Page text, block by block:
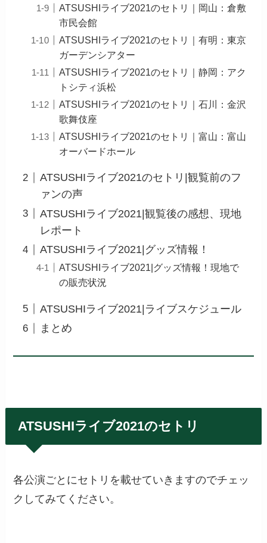
ATSUSHIライブ2021のセトリ｜岡山：倉敷
市民会館
ATSUSHIライブ2021のセトリ｜有明：東京
ガーデンシアター
ATSUSHIライブ2021のセトリ｜静岡：アク
トシティ浜松
ATSUSHIライブ2021のセトリ｜石川：金沢
歌舞伎座
ATSUSHIライブ2021のセトリ｜富山：富山
オーバードホール
ATSUSHIライブ2021のセトリ|観覧前のフ
ァンの声
ATSUSHIライブ2021|観覧後の感想、現地
レポート
ATSUSHIライブ2021|グッズ情報！
ATSUSHIライブ2021|グッズ情報！現地で
の販売状況
ATSUSHIライブ2021|ライブスケジュール
まとめ
ATSUSHIライブ2021のセトリ
各公演ごとにセトリを載せていきますのでチェッ
クしてみてください。